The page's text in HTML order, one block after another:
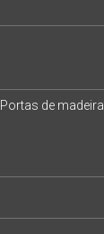
Portas de madeira